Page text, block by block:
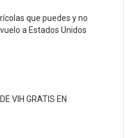
que puedes y no
a Estados Unidos
VIH GRATIS EN